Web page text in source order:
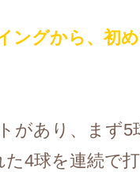
ングから、初
があり、まず5
4球を連続で